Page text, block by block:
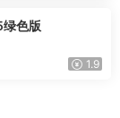
色版
1.9